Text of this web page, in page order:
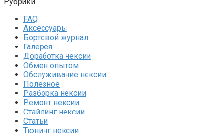
FAQ
Аксессуары
Бортовой журнал
Галерея
Доработка нексии
Обмен опытом
Обслуживание нексии
Полезное
Разборка нексии
Ремонт нексии
Стайлинг нексии
Статьи
Тюнинг нексии